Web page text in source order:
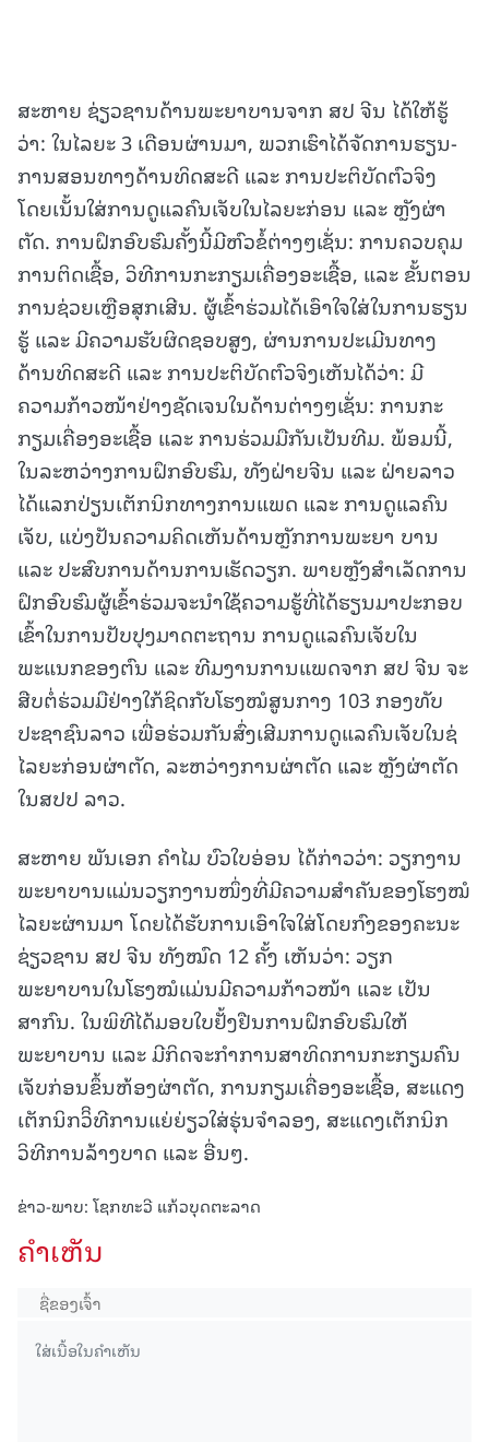
ສະຫາຍ ຊ່ຽວຊານດ້ານພະຍາບານຈາກ ສປ ຈີນ ໄດ້ໃຫ້ຮູ້
ວ່າ: ໃນໄລຍະ 3 ເດືອນຜ່ານມາ, ພວກເຮົາໄດ້ຈັດການຮຽນ-
ການສອນທາງດ້ານທິດສະດີ ແລະ ການປະຕິບັດຕົວຈິງ
ໂດຍເນັ້ນໃສ່ການດູແລຄົນເຈັບໃນໄລຍະກ່ອນ ແລະ ຫຼັງຜ່າ
ຕັດ. ການຝຶກອົບຮົມຄັ້ງນີ້ມີຫົວຂໍ້ຕ່າງໆເຊັ່ນ: ການຄວບຄຸມ
ການຕິດເຊື້ອ, ວິທີການກະກຽມເຄື່ອງອະເຊື້ອ, ແລະ ຂັ້ນຕອນ
ການຊ່ວຍເຫຼືອສຸກເສີນ. ຜູ້ເຂົ້າຮ່ວມໄດ້ເອົາໃຈໃສ່ໃນການຮຽນ
ຮູ້ ແລະ ມີຄວາມຮັບຜິດຊອບສູງ, ຜ່ານການປະເມີນທາງ
ດ້ານທິດສະດີ ແລະ ການປະຕິບັດຕົວຈິງເຫັນໄດ້ວ່າ: ມີ
ຄວາມກ້າວໜ້າຢ່າງຊັດເຈນໃນດ້ານຕ່າງໆເຊັ່ນ: ການກະ
ກຽມເຄື່ອງອະເຊື້ອ ແລະ ການຮ່ວມມືກັນເປັນທີມ. ພ້ອມນີ້,
ໃນລະຫວ່າງການຝຶກອົບຮົມ, ທັງຝ່າຍຈີນ ແລະ ຝ່າຍລາວ
ໄດ້ແລກປ່ຽນເຕັກນິກທາງການແພດ ແລະ ການດູແລຄົນ
ເຈັບ, ແບ່ງປັນຄວາມຄິດເຫັນດ້ານຫຼັກການພະຍາ ບານ
ແລະ ປະສົບການດ້ານການເຮັດວຽກ. ພາຍຫຼັງສຳເລັດການ
ຝຶກອົບຮົມຜູ້ເຂົ້າຮ່ວມຈະນໍາໃຊ້ຄວາມຮູ້ທີ່ໄດ້ຮຽນມາປະກອບ
ເຂົ້າໃນການປັບປຸງມາດຕະຖານ ການດູແລຄົນເຈັບໃນ
ພະແນກຂອງຕົນ ແລະ ທີມງານການແພດຈາກ ສປ ຈີນ ຈະ
ສືບຕໍ່ຮ່ວມມືຢ່າງໃກ້ຊິດກັບໂຮງໝໍສູນກາງ 103 ກອງທັບ
ປະຊາຊົນລາວ ເພື່ອຮ່ວມກັນສົ່ງເສີມການດູແລຄົນເຈັບໃນຊ່
ໄລຍະກ່ອນຜ່າຕັດ, ລະຫວ່າງການຜ່າຕັດ ແລະ ຫຼັງຜ່າຕັດ
ໃນສປປ ລາວ.
ສະຫາຍ ພັນເອກ ຄໍາໄມ ບົວໃບອ່ອນ ໄດ້ກ່າວວ່າ: ວຽກງານ
ພະຍາບານແມ່ນວຽກງານໜຶ່ງທີ່ມີຄວາມສໍາຄັນຂອງໂຮງໝໍ
ໄລຍະຜ່ານມາ ໂດຍໄດ້ຮັບການເອົາໃຈໃສ່ໂດຍກົງຂອງຄະນະ
ຊ່ຽວຊານ ສປ ຈີນ ທັງໝົດ 12 ຄັ້ງ ເຫັນວ່າ: ວຽກ
ພະຍາບານໃນໂຮງໝໍແມ່ນມີຄວາມກ້າວໜ້າ ແລະ ເປັນ
ສາກົນ. ໃນພິທີໄດ້ມອບໃບຢັ້ງຢືນການຝຶກອົບຮົມໃຫ້
ພະຍາບານ ແລະ ມີກິດຈະກໍາການສາທິດການກະກຽມຄົນ
ເຈັບກ່ອນຂຶ້ນຫ້ອງຜ່າຕັດ, ການກຽມເຄື່ອງອະເຊື້ອ, ສະແດງ
ເຕັກນິກວິິທີການແຍ່ຍ່ຽວໃສ່ຮຸ່ນຈໍາລອງ, ສະແດງເຕັກນິກ
ວິທີການລ້າງບາດ ແລະ ອື່ນໆ.
ຂ່າວ-ພາບ: ໂຊກທະວີ ແກ້ວບຸດຕະລາດ
ຄໍາເຫັນ